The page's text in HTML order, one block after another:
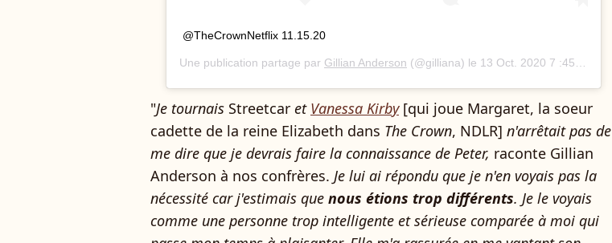
@TheCrownNetflix 11.15.20
Une publication partage par Gillian Anderson (@gilliana) le 13 Oct. 2020 7 :45 PDT
"Je tournais Streetcar et Vanessa Kirby[qui joue Margaret, la soeur
cadette de la reine Elizabeth dans The Crown, NDLR] n'arrêtait pas de
me dire que je devrais faire la connaissance de Peter, raconte Gillian
Anderson à nos confrères. Je lui ai répondu que je n'en voyais pas la
nécessité car j'estimais que nous étions trop différents. Je le voyais
comme une personne trop intelligente et sérieuse comparée à moi qui